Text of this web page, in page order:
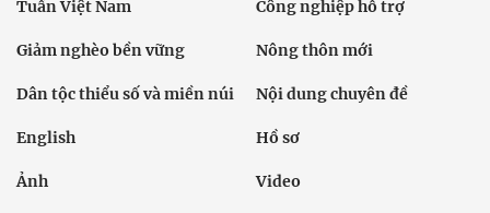
Tuần Việt Nam Công nghiệp hỗ trợ
Giảm nghèo bền vững Nông thôn mới
Dân tộc thiểu số và miền núi Nội dung chuyên đề
English Hồ sơ
Ảnh Video